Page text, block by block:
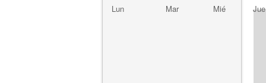
Lun
Mar Mié Jue